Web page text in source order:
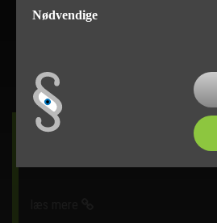
DET SKER
Nødvendige